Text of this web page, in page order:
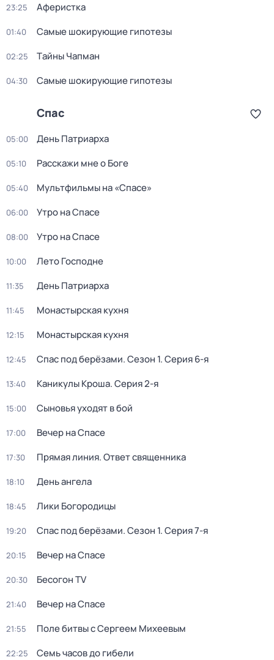
23:25 Аферистка
01:40 Самые шoкиpующие гипотезы
02:25 Тaйны Чапман
04:30 Самые шoкиpующие гипотезы
Спас
05:00 День Патриарха
05:10 Расскажи мне о Боге
05:40 Мультфильмы на «Спасе»
06:00 Утро на Спасе
08:00 Утро на Спасе
10:00 Лето Господне
11:35 День Патриарха
11:45 Монастырская кухня
12:15 Монастырская кухня
12:45 Спас под берёзами. Сезон 1. Серия 6-я
13:40 Каникулы Кроша. Серия 2-я
15:00 Сыновья уходят в бой
17:00 Вечер на Спасе
17:30 Прямая линия. Ответ священника
18:10 День ангела
18:45 Лики Богородицы
19:20 Спас под берёзами. Сезон 1. Серия 7-я
20:15 Вечер на Спасе
20:30 Бесогон TV
21:40 Вечер на Спасе
21:55 Поле битвы с Сергеем Михеевым
22:25 Семь часов до гибели